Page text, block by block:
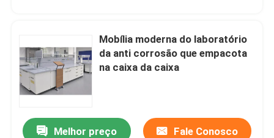
Mobília do laboratório da escola
Banco da ilha do laboratório
Banco da parede do laboratório
Mobília moderna do laboratório
da anti corrosão que empacota
na caixa da caixa
Melhor preço Fale Conosco